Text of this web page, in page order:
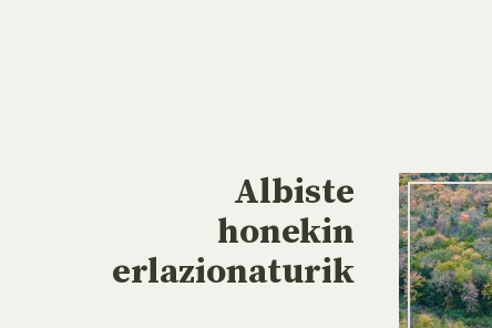
Albiste
honekin
erlazionaturik